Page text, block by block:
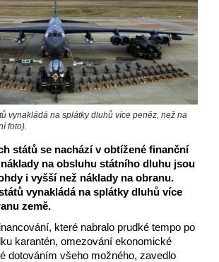
vynakládá na splátky dluhů více peněz, než na
foto).
států se nachází v obtížené finanční
na obsluhu státního dluhu jsou
i vyšší než náklady na obranu.
vynakládá na splátky dluhů více
země.
které nabralo prudké tempo po
karantén, omezování ekonomické
dotováním všeho možného, zavedlo